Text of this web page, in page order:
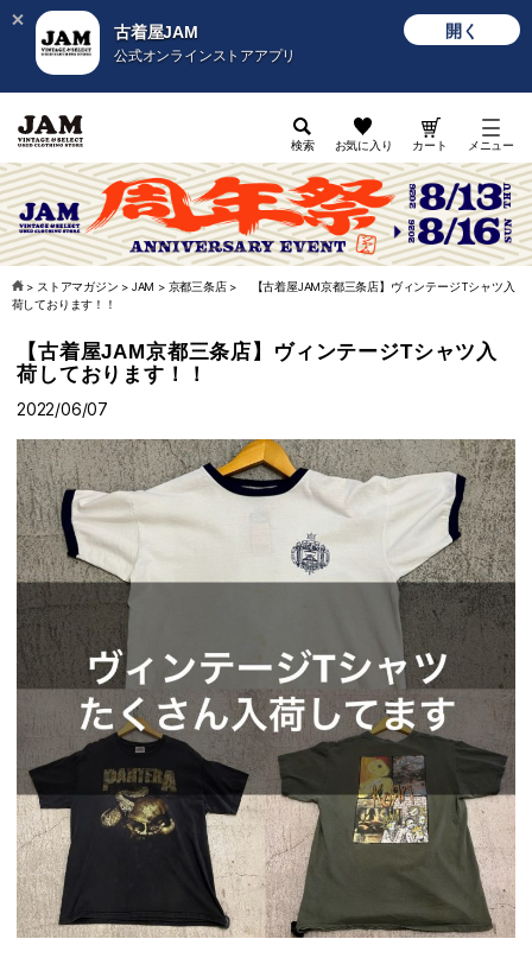
古着屋JAM
公式オンラインストアアプリ
開く
検索 お気に入り カート メニュー
> ストアマガジン > JAM > 京都三条店>
【古着屋JAM京都三条店】ヴィンテージTシャツ入
荷しております！！
【古着屋JAM京都三条店】ヴィンテージTシャツ入
荷しております！！
2022/06/07